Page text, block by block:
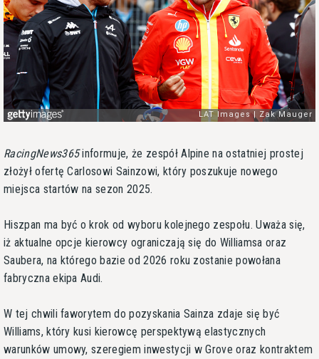
RacingNews365informuje, że zespół Alpine na ostatniej prostej
złożył ofertę Carlosowi Sainzowi, który poszukuje nowego
miejsca startów na sezon 2025.
Hiszpan ma być o krok od wyboru kolejnego zespołu. Uważa się,
iż aktualne opcje kierowcy ograniczają się do Williamsa oraz
Saubera, na którego bazie od 2026 roku zostanie powołana
fabryczna ekipa Audi.
W tej chwili faworytem do pozyskania Sainza zdaje się być
Williams, który kusi kierowcę perspektywą elastycznych
warunków umowy, szeregiem inwestycji w Grove oraz kontraktem